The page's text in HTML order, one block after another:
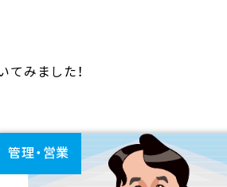
てみました！
管理・営業